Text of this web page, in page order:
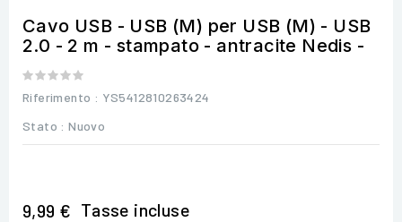
Cavo USB - USB (M) per USB (M) - USB
2.0 - 2 m - stampato - antracite Nedis -
Riferimento : YS5412810263424
Stato : Nuovo
9,99 € Tasse incluse